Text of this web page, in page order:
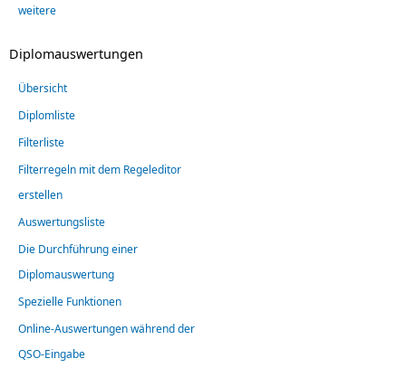
weitere
Diplomauswertungen
Übersicht
Diplomliste
Filterliste
Filterregeln mit dem Regeleditor
erstellen
Auswertungsliste
Die Durchführung einer
Diplomauswertung
Spezielle Funktionen
Online-Auswertungen während der
QSO-Eingabe